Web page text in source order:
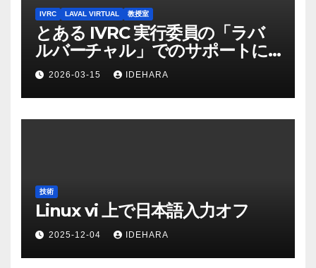
送
り
IVRC LAVAL VIRTUAL 教授室
とある IVRC 実行委員の「ラバ
ルバーチャル」でのサポートに
かける思いと願い（2025 年
Discord 上の記録から一部抜
粋・修正）
2026-03-15 IDEHARA
技術
Linux vi 上で日本語入力オフ
2025-12-04 IDEHARA